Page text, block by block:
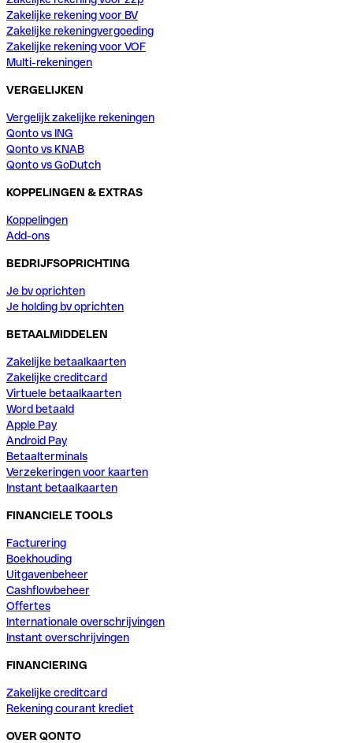
Zakelijke rekening voor BV
Zakelijke rekeningvergoeding
Zakelijke rekening voor VOF
Multi-rekeningen
VERGELIJKEN
Vergelijk zakelijke rekeningen
Qonto vs ING
Qonto vs KNAB
Qonto vs GoDutch
KOPPELINGEN & EXTRAS
Koppelingen
Add-ons
BEDRIJFSOPRICHTING
Je bv oprichten
Je holding bv oprichten
BETAALMIDDELEN
Zakelijke betaalkaarten
Zakelijke creditcard
Virtuele betaalkaarten
Word betaald
Apple Pay
Android Pay
Betaalterminals
Verzekeringen voor kaarten
Instant betaalkaarten
FINANCIELE TOOLS
Facturering
Boekhouding
Uitgavenbeheer
Cashflowbeheer
Offertes
Internationale overschrijvingen
Instant overschrijvingen
FINANCIERING
Zakelijke creditcard
Rekening courant krediet
OVER QONTO